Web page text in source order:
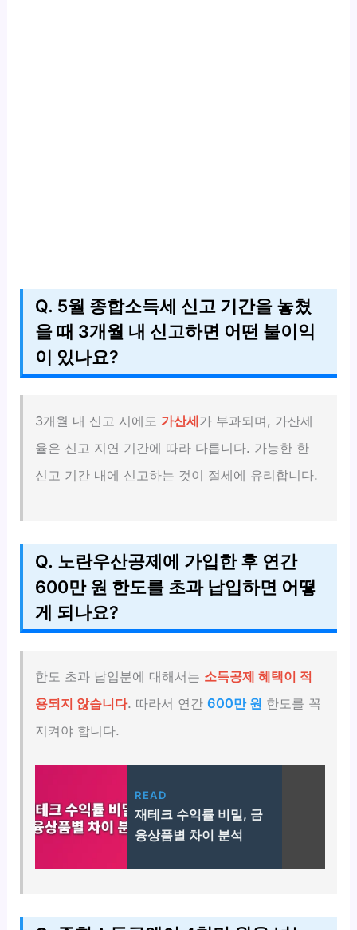
Q. 5월 종합소득세 신고 기간을 놓쳤
을 때 3개월 내 신고하면 어떤 불이익
이 있나요?
3개월 내 신고 시에도 가산세가 부과되며, 가산세
율은 신고 지연 기간에 따라 다릅니다. 가능한 한
신고 기간 내에 신고하는 것이 절세에 유리합니다.
Q. 노란우산공제에 가입한 후 연간
600만 원 한도를 초과 납입하면 어떻
게 되나요?
한도 초과 납입분에 대해서는 소득공제 혜택이 적
용되지 않습니다. 따라서 연간600만 원 한도를 꼭
지켜야 합니다.
READ
재테크 수익률 비밀, 금
융상품별 차이 분석